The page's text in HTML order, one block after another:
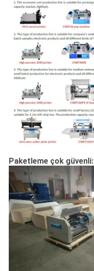
Paketleme çok güvenli: